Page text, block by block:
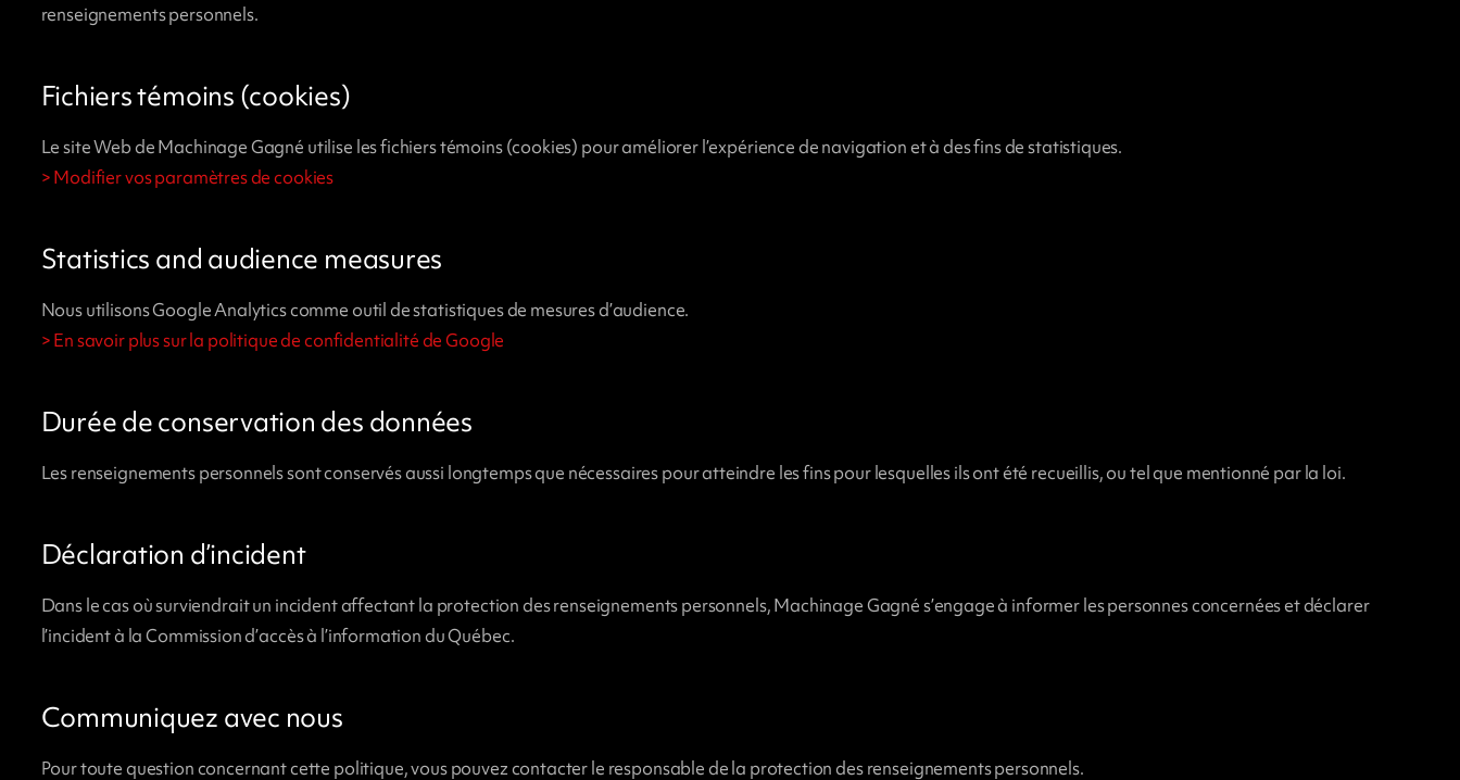
renseignements personnels.
Fichiers témoins (cookies)
Le site Web de Machinage Gagné utilise les fichiers témoins (cookies) pour améliorer l’expérience de navigation et à des fins de statistiques.
> Modifier vos paramètres de cookies
Statistics and audience measures
Nous utilisons Google Analytics comme outil de statistiques de mesures d’audience.
> En savoir plus sur la politique de confidentialité de Google
Durée de conservation des données
Les renseignements personnels sont conservés aussi longtemps que nécessaires pour atteindre les fins pour lesquelles ils ont été recueillis, ou tel que mentionné par la loi.
Déclaration d’incident
Dans le cas où surviendrait un incident affectant la protection des renseignements personnels, Machinage Gagné s’engage à informer les personnes concernées et déclarer
l’incident à la Commission d’accès à l’information du Québec.
Communiquez avec nous
Pour toute question concernant cette politique, vous pouvez contacter le responsable de la protection des renseignements personnels.